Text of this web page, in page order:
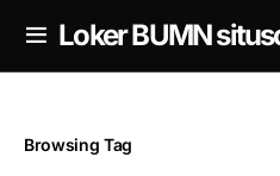
Loker BUMN
Browsing Tag